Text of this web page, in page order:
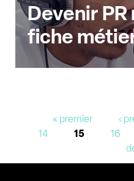
Devenir
fiche
« premier ‹
14
15 16